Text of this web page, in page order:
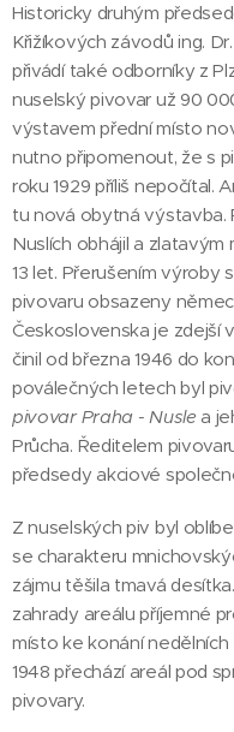
Historicky druhým
Křižíkových závodů ing.
přivádí také odborníky z
nuselský pivovar už 90
výstavem přední místo
nutno připomenout, že s
roku 1929 příliš nepočítal.
tu nová obytná výstavba.
Nuslích obhájil a
13 let. Přerušením výroby
pivovaru obsazeny
Československa je zdejší
činil od března 1946 do
poválečných letech byl
pivovar Praha - Nuslea
Průcha. Ředitelem
předsedy akciové
Z nuselských piv byl
se charakteru
zájmu těšila tmavá
zahrady areálu příjemné
místo ke konání
1948 přechází areál pod
pivovary.